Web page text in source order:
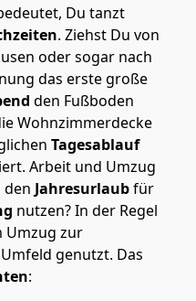
Du tanzt
. Ziehst Du von
oder sogar nach
das erste große
den Fußboden
Wohnzimmerdecke
Tagesablauf
Arbeit und Umzug
den Jahresurlaubfür
nutzen? In der Regel
Umzug zur
genutzt. Das
: